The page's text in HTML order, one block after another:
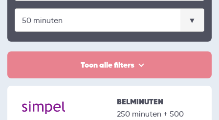
Toon alle filters
BELMINUTEN
250 minuten + 500